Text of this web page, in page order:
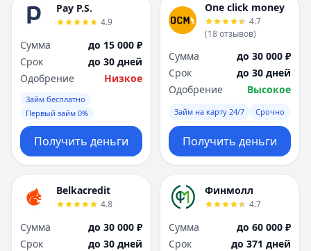
Pay P.S.
4.9
Сумма
до 15 000 ₽
Срок
до 30 дней
Одобрение
Низкое
Займ бесплатно
Первый займ 0%
Получить деньги
One click money
4.7
(18отзывов)
Сумма
до 30 000 ₽
Срок
до 30 дней
Одобрение
Высокое
Займ на карту 24/7 Срочно
Получить деньги
Belkacredit
4.8
Сумма
до 30 000 ₽
Срок
до 30 дней
Финмолл
4.7
Сумма
до 60 000 ₽
Срок
до 371 дней